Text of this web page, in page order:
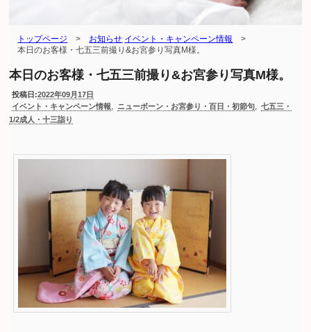
トップページ > お知らせ イベント・キャンペーン情報
>
本日のお客様・七五三前撮り&お宮参り写真M様。
本日のお客様・七五三前撮り&お宮参り写真M様。
投稿日:2022年09月17日
イベント・キャンペーン情報
ニューボーン・お宮参り・百日・初節句
七五三・
1/2成人・十三詣り